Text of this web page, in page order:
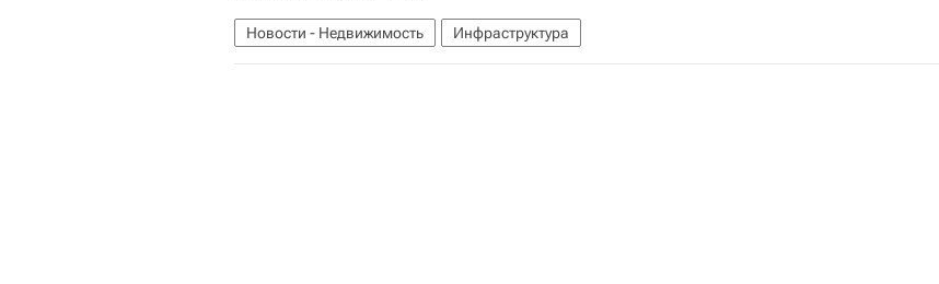
Новости - Недвижимость Инфраструктура